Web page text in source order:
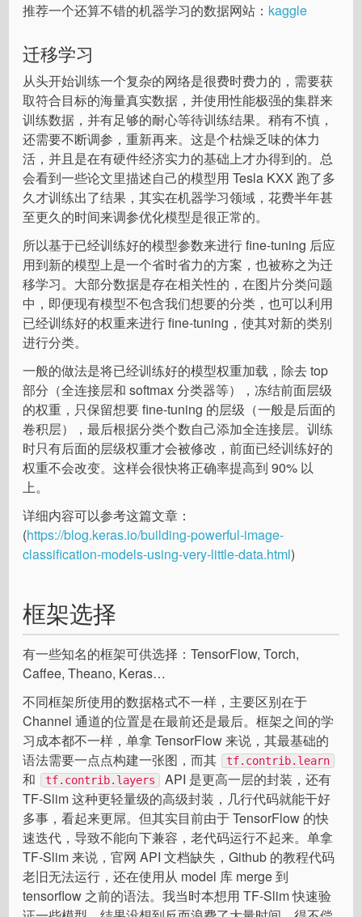
推荐一个还算不错的机器学习的数据网站： kaggle
迁移学习
从头开始训练一个复杂的网络是很费时费力的，需要获
取符合目标的海量真实数据，并使用性能极强的集群来
训练数据，并有足够的耐心等待训练结果。稍有不慎，
还需要不断调参，重新再来。这是个枯燥乏味的体力
活，并且是在有硬件经济实力的基础上才办得到的。总
会看到一些论文里描述自己的模型用 Tesla KXX 跑了多
久才训练出了结果，其实在机器学习领域，花费半年甚
至更久的时间来调参优化模型是很正常的。
所以基于已经训练好的模型参数来进行 fine-tuning 后应
用到新的模型上是一个省时省力的方案，也被称之为迁
移学习。大部分数据是存在相关性的，在图片分类问题
中，即便现有模型不包含我们想要的分类，也可以利用
已经训练好的权重来进行 fine-tuning，使其对新的类别
进行分类。
一般的做法是将已经训练好的模型权重加载，除去 top
部分（全连接层和 softmax 分类器等），冻结前面层级
的权重，只保留想要 fine-tuning 的层级（一般是后面的
卷积层），最后根据分类个数自己添加全连接层。训练
时只有后面的层级权重才会被修改，前面已经训练好的
权重不会改变。这样会很快将正确率提高到 90% 以
上。
详细内容可以参考这篇文章：
(https://blog.keras.io/building-powerful-image-
classification-models-using-very-little-data.html)
框架选择
有一些知名的框架可供选择：TensorFlow, Torch,
Caffee, Theano, Keras…
不同框架所使用的数据格式不一样，主要区别在于
Channel 通道的位置是在最前还是最后。框架之间的学
习成本都不一样，单拿 TensorFlow 来说，其最基础的
语法需要一点点构建一张图，而其
tf.contrib.learn
和 tf.contrib.layers
API 是更高一层的封装，还有
TF-Slim 这种更轻量级的高级封装，几行代码就能干好
多事，看起来更屌。但其实目前由于 TensorFlow 的快
速迭代，导致不能向下兼容，老代码运行不起来。单拿
TF-Slim 来说，官网 API 文档缺失，Github 的教程代码
老旧无法运行，还在使用从 model 库 merge 到
tensorflow 之前的语法。我当时本想用 TF-Slim 快速验